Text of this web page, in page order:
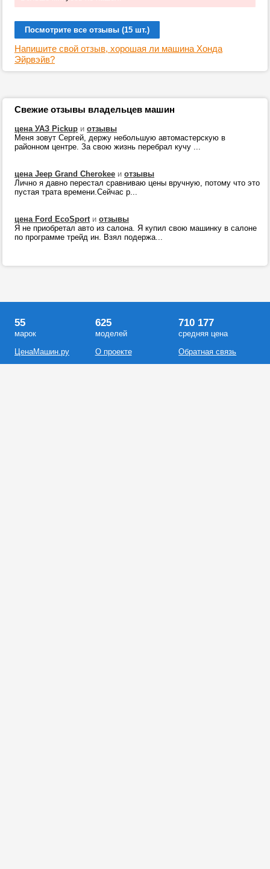
Посмотрите все отзывы (15 шт.)
Напишите свой отзыв, хорошая ли машина Хонда
Эйрвэйв?
Свежие отзывы владельцев машин
цена УАЗ Pickup и отзывы
Меня зовут Сергей, держу небольшую автомастерскую в
районном центре. За свою жизнь перебрал кучу ...
цена Jeep Grand Cherokee и отзывы
Лично я давно перестал сравниваю цены вручную, потому что это
пустая трата времени.Сейчас р...
цена Ford EcoSportи отзывы
Я не приобретал авто из салона. Я купил свою машинку в салоне
по программе трейд ин. Взял подержа...
55
марок
ЦенаМашин.ру
625
моделей
О проекте
710 177
средняя цена
Обратная связь